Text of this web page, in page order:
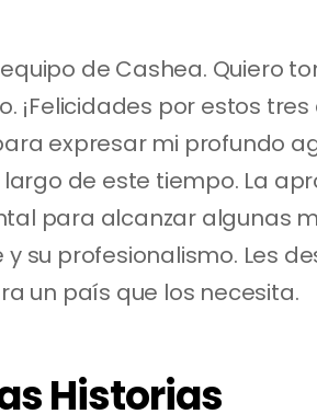
de Cashea. Quiero
¡Felicidades por estos
expresar mi profundo
de este tiempo. La
para alcanzar algunas
su profesionalismo. Les
un país que los necesita.
Historias